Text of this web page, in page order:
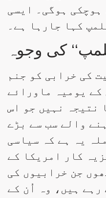
ہوچکی ہوگی۔ ایسی
کہا جارہا ہے۔
کی وجوہ
کی خرابی کو جنم
کے یومیہ ماورائے
نتیجہ نہیں جو اس
والے سب سے بڑے
یہ ہے کہ سیاسی
کار امریکا کے
جن خرابیوں کی
رہے ہیں، وہ اُن کے